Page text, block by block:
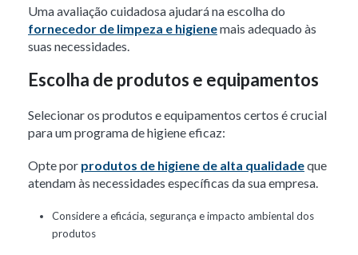
Umaavaliação cuidadosa ajudará na escolha do
fornecedor de limpeza e higienemais adequado às
suas necessidades.
Escolha de produtos e equipamentos
Selecionar os produtos e equipamentos certos é crucial
para um programa de higiene eficaz:
Opte por produtos de higiene de alta qualidadeque
atendam às necessidades específicas da sua empresa.
Considere a eficácia, segurança e impacto ambiental dos
produtos